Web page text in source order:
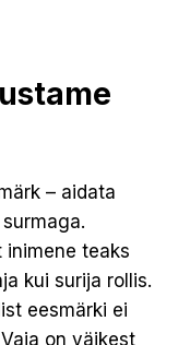
– aidata
inimene teaks
kui surija rollis.
eesmärki ei
on väikest